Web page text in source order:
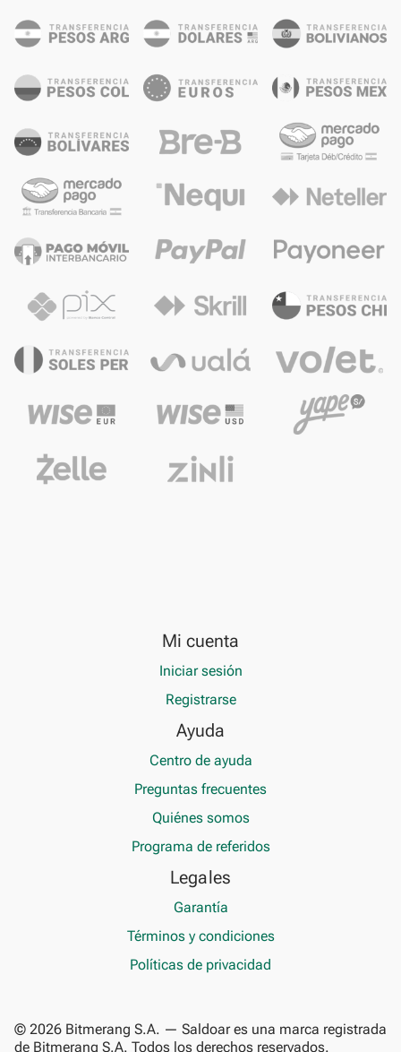
Mi cuenta
Iniciar sesión
Registrarse
Ayuda
Centro de ayuda
Preguntas frecuentes
Quiénes somos
Programa de referidos
Legales
Garantía
Términos y condiciones
Políticas de privacidad
© 2026 Bitmerang S.A. — Saldoar es una marca registrada
de Bitmerang S.A. Todos los derechos reservados.